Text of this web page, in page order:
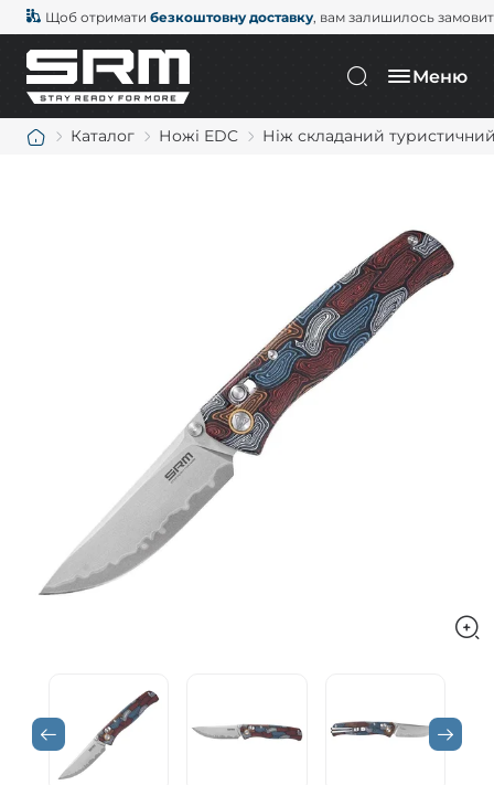
Щоб отримати безкоштовну доставку, вам залишилось
Меню
Каталог Ножі EDC Ніж складаний